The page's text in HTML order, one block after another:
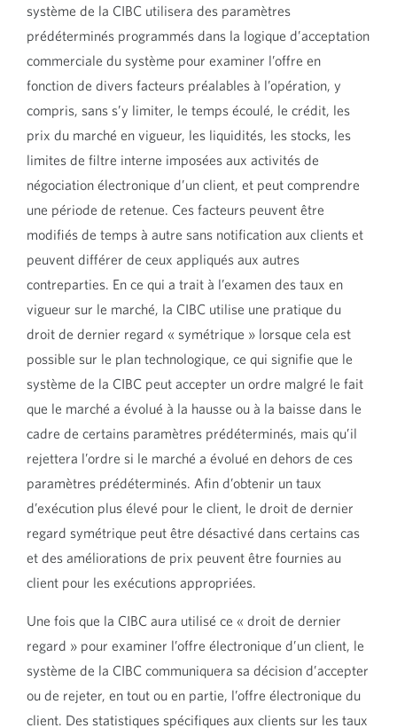
système de la CIBC utilisera des paramètres
prédéterminés programmés dans la logique d’acceptation
commerciale du système pour examiner l’offre en
fonction de divers facteurs préalables à l’opération, y
compris, sans s’y limiter, le temps écoulé, le crédit, les
prix du marché en vigueur, les liquidités, les stocks, les
limites de filtre interne imposées aux activités de
négociation électronique d’un client, et peut comprendre
une période de retenue. Ces facteurs peuvent être
modifiés de temps à autre sans notification aux clients et
peuvent différer de ceux appliqués aux autres
contreparties. En ce qui a trait à l’examen des taux en
vigueur sur le marché, la CIBC utilise une pratique du
droit de dernier regard « symétrique » lorsque cela est
possible sur le plan technologique, ce qui signifie que le
système de la CIBC peut accepter un ordre malgré le fait
que le marché a évolué à la hausse ou à la baisse dans le
cadre de certains paramètres prédéterminés, mais qu’il
rejettera l’ordre si le marché a évolué en dehors de ces
paramètres prédéterminés. Afin d’obtenir un taux
d’exécution plus élevé pour le client, le droit de dernier
regard symétrique peut être désactivé dans certains cas
et des améliorations de prix peuvent être fournies au
client pour les exécutions appropriées.
Une fois que la CIBC aura utilisé ce « droit de dernier
regard » pour examiner l’offre électronique d’un client, le
système de la CIBC communiquera sa décision d’accepter
ou de rejeter, en tout ou en partie, l’offre électronique du
client. Des statistiques spécifiques aux clients sur les taux